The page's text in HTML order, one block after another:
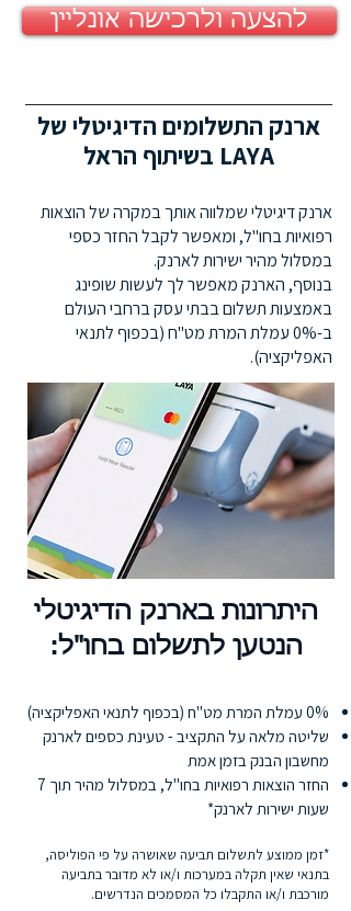
להצעה ולרכישה אונליין
ארנק התשלומים הדיגיטלי של
LAYA בשיתוף הראל
ארנק דיגיטלי שמלווה אותך במקרה של הוצאות
רפואיות בחו"ל, ומאפשר לקבל החזר כספי
במסלול מהיר ישירות לארנק.
בנוסף, הארנק מאפשר לך לעשות שופינג
באמצעות תשלום בבתי עסק ברחבי העולם
ב-0% עמלת המרת מט"ח (בכפוף לתנאי
האפליקציה).
היתרונות בארנק הדיגיטלי
הנטען לתשלום בחו"ל:
0% עמלת המרת מט"ח (בכפוף לתנאי האפליקציה)
שליטה מלאה על התקציב - טעינת כספים לארנק
מחשבון הבנק בזמן אמת
החזר הוצאות רפואיות בחו"ל, במסלול מהיר תוך 7
שעות ישירות לארנק*
*זמן ממוצע לתשלום תביעה שאושרה על פי הפוליסה,
בתנאי שאין תקלה במערכות ו/או לא מדובר בתביעה
מורכבת ו/או התקבלו כל המסמכים הנדרשים.